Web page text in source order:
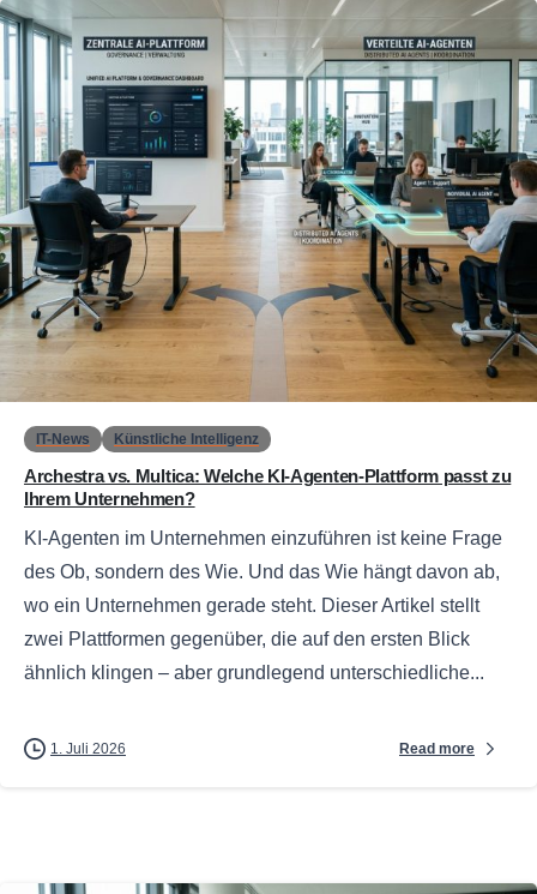
0
IT-News Künstliche Intelligenz
Archestra vs. Multica: Welche KI-Agenten-Plattform passt zu
Ihrem Unternehmen?
KI-Agenten im Unternehmen einzuführen ist keine Frage
des Ob, sondern des Wie. Und das Wie hängt davon ab,
wo ein Unternehmen gerade steht. Dieser Artikel stellt
zwei Plattformen gegenüber, die auf den ersten Blick
ähnlich klingen – aber grundlegend unterschiedliche...
1. Juli 2026 Read more